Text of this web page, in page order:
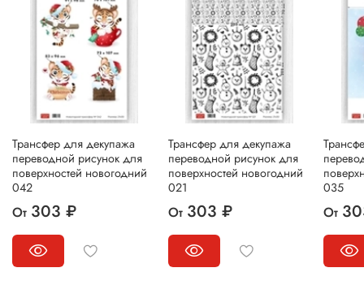
Трансфер для декупажа
переводной рисунок для
поверхностей новогодний
042
От 303 ₽
Трансфер для декупажа
переводной рисунок для
поверхностей новогодний
021
От 303 ₽
035
От